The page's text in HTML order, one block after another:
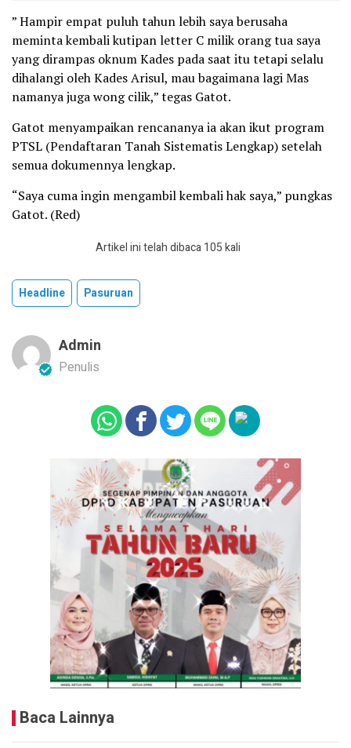
” Hampir empat puluh tahun lebih saya berusaha
meminta kembali kutipan letter C milik orang tua saya
yang dirampas oknum Kades pada saat itu tetapi selalu
dihalangi oleh Kades Arisul, mau bagaimana lagi Mas
namanya juga wong cilik,” tegas Gatot.
Gatot menyampaikan rencananya ia akan ikut program
PTSL (Pendaftaran Tanah Sistematis Lengkap) setelah
semua dokumennya lengkap.
“Saya cuma ingin mengambil kembali hak saya,” pungkas
Gatot. (Red)
Artikel ini telah dibaca 105 kali
Headline Pasuruan
Admin
Penulis
Baca Lainnya